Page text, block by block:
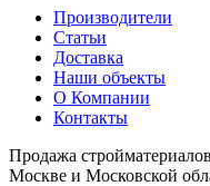
Производители
Статьи
Доставка
Наши объекты
О Компании
Контакты
Продажа
Москве и Московской